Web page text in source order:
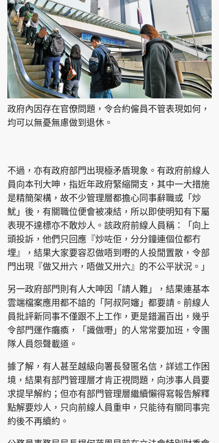
政府內因存在官僚問題，令合約僱員不管表現如何，
均可以無憂無慮做到退休。
不過，亦有政府部門出現極矛盾現象。有政府前線人
員向本刊大呻，指近年政府緊縮開支，其中一大措施
是精簡架構，故不少管理層都擔心同事辭職或「炒
魷」後，有關職位便會被凍結，所以即使明知有下屬
表現不達標亦不敢炒人。該政府前線人員稱：「向上
頭投訴，他們只回應『炒咗佢，分分鐘連個位都冇
埋』，結果大家要容忍做唔到嘢的人投閒置散，令部
門出現『做又卅六，唔做又卅六』的不公平狀況。」
另一政府部門則有人大呻因「請人難」，結果連基本
雲端檔案應用都不諳的「阿叔阿嬸」都要請。前線人
員批評新同事不僅跟不上工作，更是錯漏百出，幾乎
令部門運作癱瘓，「識做嘢」的人常常要加班，令團
隊人員怨聲載道。
據了解，有人甚至越級向署長發匿名信，詳述工作困
境，結果有部門管理層才肯正視問題，向涉事人員要
求提早解約；但亦有部門管理層繼續懶得寫報告解釋
點解要炒人，只向前線人員重申，只能待有關同事完
約後不再續約。